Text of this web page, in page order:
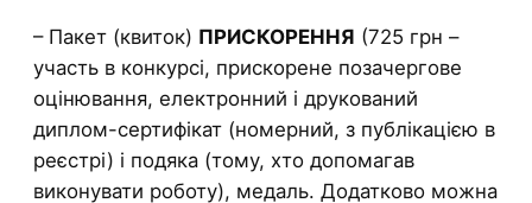
– Пакет (квиток) ПРИСКОРЕННЯ (725 грн –
участь в конкурсі, прискорене позачергове
оцінювання, електронний і друкований
диплом-сертифікат (номерний, з публікацією в
реєстрі) і подяка (тому, хто допомагав
виконувати роботу), медаль. Додатково можна